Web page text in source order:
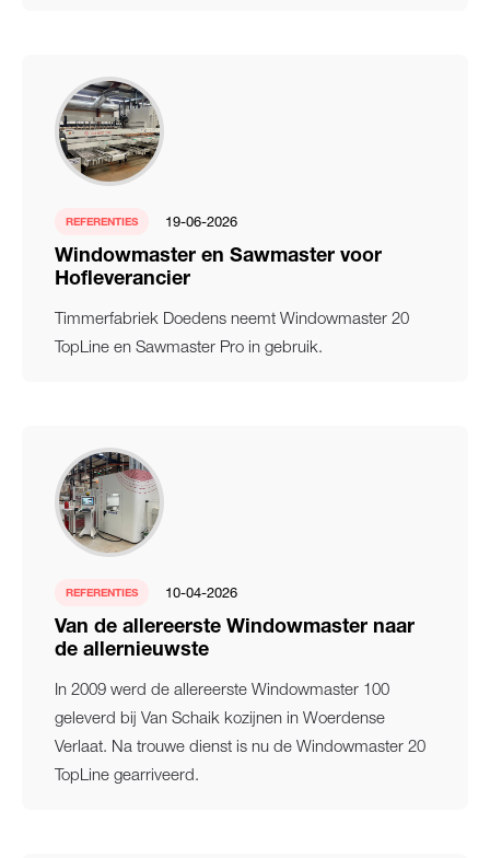
REFERENTIES 19-06-2026
Windowmaster en Sawmaster voor
Hofleverancier
Timmerfabriek Doedens neemt Windowmaster 20
TopLine en Sawmaster Pro in gebruik.
REFERENTIES 10-04-2026
Van de allereerste Windowmaster naar
de allernieuwste
In 2009 werd de allereerste Windowmaster 100
geleverd bij Van Schaik kozijnen in Woerdense
Verlaat. Na trouwe dienst is nu de Windowmaster 20
TopLine gearriveerd.